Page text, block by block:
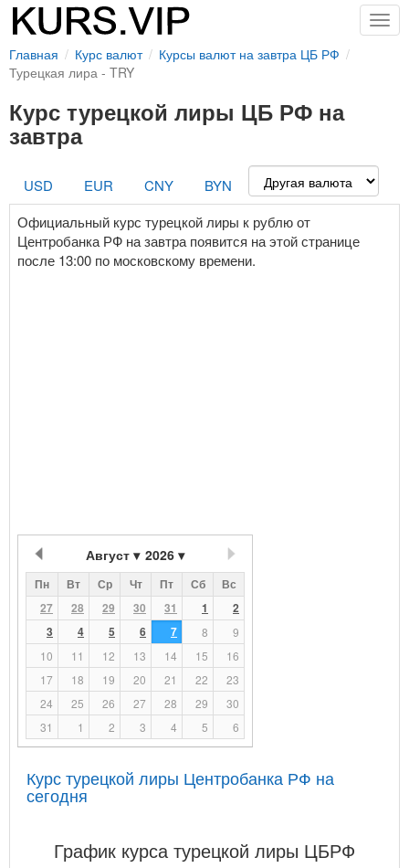
Главная Курс валют
Курсы валют на завтра ЦБ РФ
Турецкая лира - TRY
Курс турецкой лиры ЦБ РФ на
завтра
USD EUR CNY
BYN
Официальный курс турецкой лиры к рублю от
Центробанка РФ на завтра появится на этой странице
после 13:00 по московскому времени.
Август 2026
Пн Вт Ср Чт Пт Сб
Вс
27
28 29 30 31 1
2
3
4 5 6 7 8
9
10
11 12 13 14 15
16
17
18 19 20 21 22
23
24
25 26 27 28 29
30
31
1 2 3 4 5 6
Курс турецкой лиры Центробанка РФ на
сегодня
График курса турецкой лиры ЦБРФ